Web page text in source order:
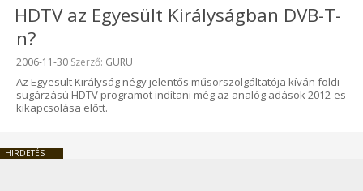
HDTV az Egyesült Királyságban DVB-T-
n?
Beküldve:
2006-11-30 Szerző: GURU
Az Egyesült Királyság négy jelentős műsorszolgáltatója kíván földi
sugárzású HDTV programot indítani még az analóg adások 2012-es
kikapcsolása előtt.
HIRDETÉS